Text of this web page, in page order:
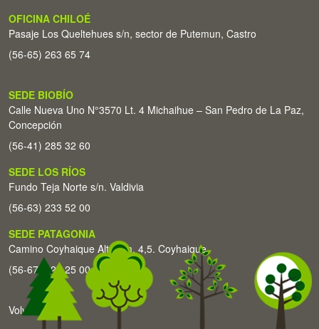
OFICINA CHILOÉ
Pasaje Los Queltehues s/n, sector de Putemun, Castro
(56-65) 263 65 74
SEDE BIOBÍO
Calle Nueva Uno N°3570 Lt. 4 Michaihue – San Pedro de La Paz,
Concepción
(56-41) 285 32 60
SEDE LOS RÍOS
Fundo Teja Norte s/n. Valdivia
(56-63) 233 52 00
SEDE PATAGONIA
Camino Coyhaique Alto Km. 4,5. Coyhaique
(56-67) 226 25 00
Volver arriba